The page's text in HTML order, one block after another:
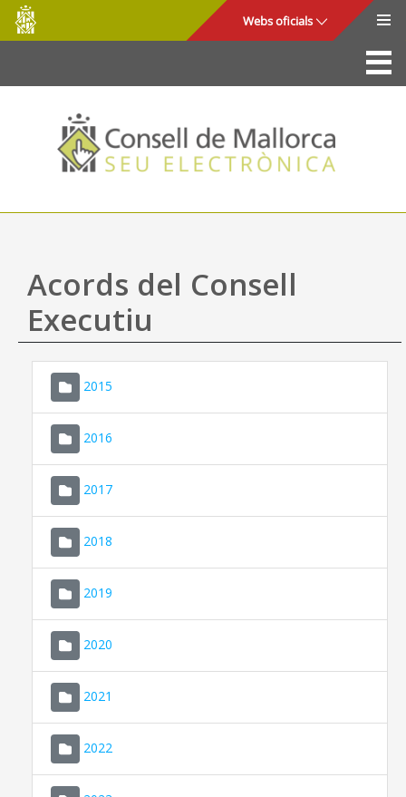
Salta al contingut principal
Consell
de
Mallorca
Webs oficials
La Seu
Consell de Mallorca
Accés i seguretat
Utilitats
Ajuda
Acords del Consell
Executiu
2015
2016
2017
2018
2019
2020
2021
2022